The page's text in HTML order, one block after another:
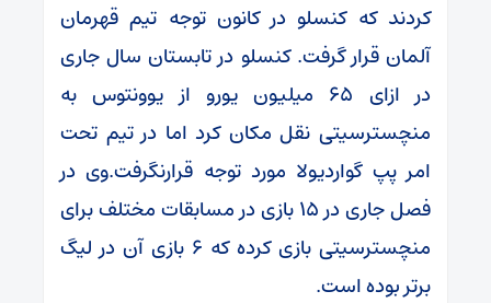
کردند که کنسلو در کانون توجه تیم قهرمان
آلمان قرار گرفت. کنسلو در تابستان سال جاری
در ازای 65 میلیون یورو از یوونتوس به
منچسترسیتی نقل مکان کرد اما در تیم تحت
امر پپ گواردیولا مورد توجه قرارنگرفت.وی در
فصل جاری در 15 بازی در مسابقات مختلف برای
منچسترسیتی بازی کرده که 6 بازی آن در لیگ
برتر بوده است.